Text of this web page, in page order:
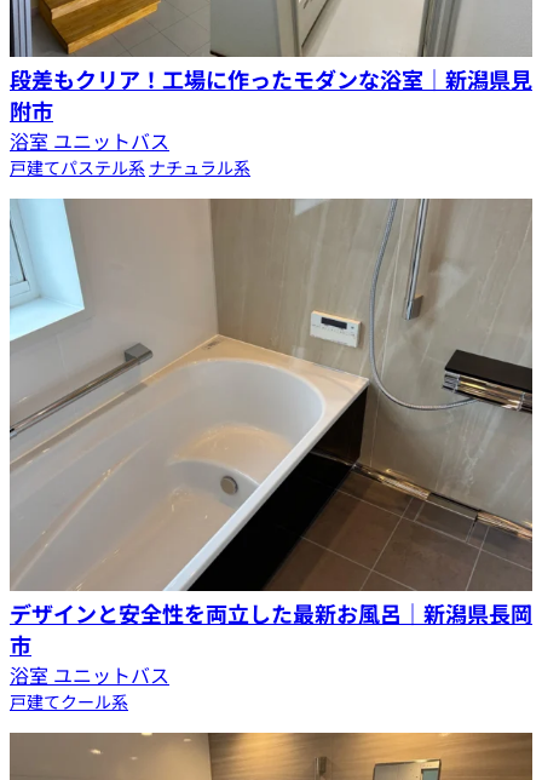
段差もクリア！工場に作ったモダンな浴室｜新潟県見
附市
浴室 ユニットバス
戸建てパステル系 ナチュラル系
デザインと安全性を両立した最新お風呂｜新潟県長岡
市
浴室 ユニットバス
戸建てクール系